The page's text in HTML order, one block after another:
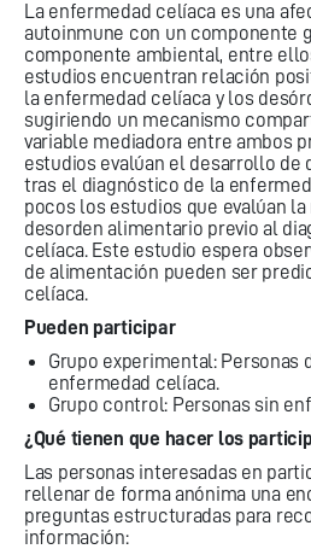
La enfermedad celíaca es una
autoinmune con un componente
componente ambiental, entre
estudios encuentran relación
la enfermedad celíaca y los
sugiriendo un mecanismo
variable mediadora entre ambos
estudios evalúan el desarrollo de
tras el diagnóstico de la
pocos los estudios que evalúan
desorden alimentario previo al
celíaca. Este estudio espera
de alimentación pueden ser
celíaca.
Pueden participar
Grupo experimental: Personas
enfermedad celíaca.
Grupo control: Personas sin
¿Qué tienen que hacer los
Las personas interesadas en
rellenar de forma anónima una
preguntas estructuradas para
información: